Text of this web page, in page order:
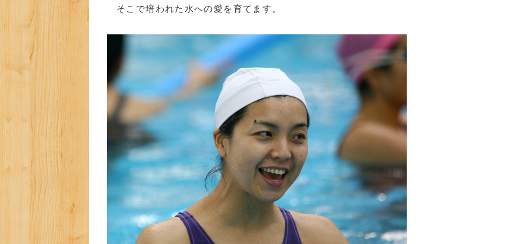
そこで培われた水への愛を育てます。